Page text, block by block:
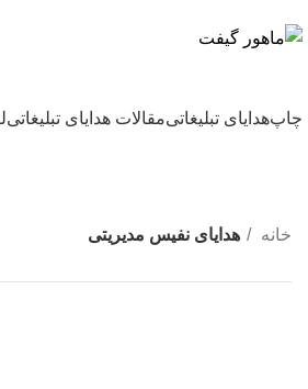
چاپهدایای تبلیغاتیمقالات هدایای تبلیغاتی
خانه هدایای نفیس مدیریتی